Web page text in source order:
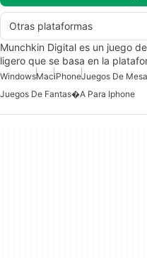
Otras plataformas
Munchkin Digital es un juego
ligero que se basa en la
WindowsMaciPhoneJuegos De
Juegos De Fantas�a Para Iphone